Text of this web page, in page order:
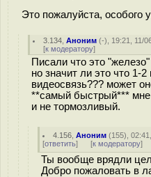
Это пожалуйста, особого
3.134 ,Аноним (-), 19:21, 11/
[к модератору]
Писали что это
но значит ли это что 1-
видеосвязь??? может
**самый быстрый***
и не тормозливый.
4.156 ,Аноним (155),
[ответить] [к модератору]
Ты вообще врядли
Добро пожаловать в